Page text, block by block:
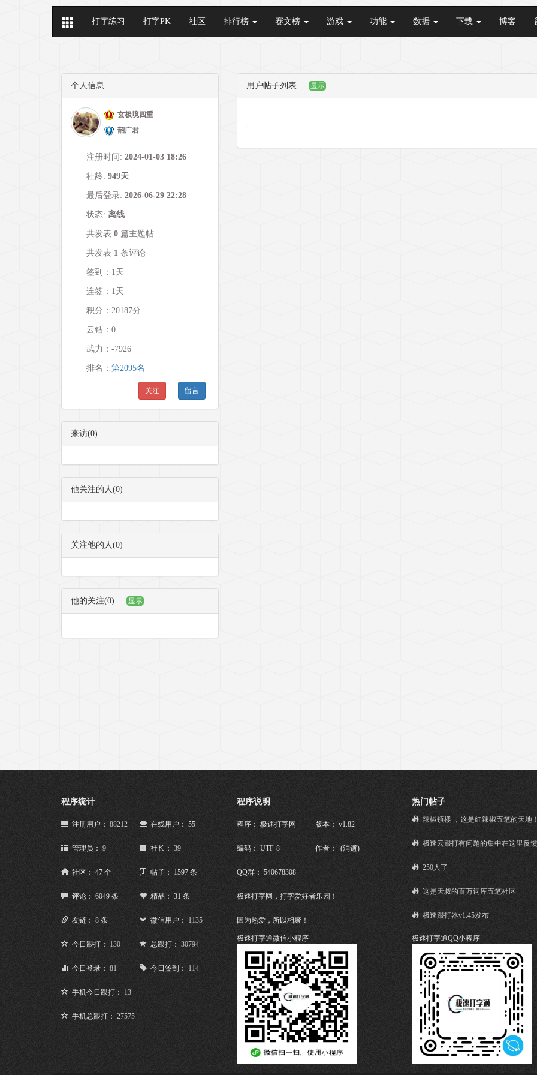
打字练习 打字PK 社区 排行榜 赛文榜 游戏 功能 数据 下载 博客
个人信息
玄极境四重
韶广君
注册时间: 2024-01-03 18:26
社龄: 949天
最后登录: 2026-06-29 22:28
状态: 离线
共发表 0 篇主题帖
共发表 1 条评论
签到：1天
连签：1天
积分：20187分
云钻：0
武力： -7926
排名： 第2095名
留言
关注
来访(0)
他关注的人(0)
关注他的人(0)
他的关注(0) 显示
用户帖子列表 显示
程序统计
注册用户： 88212 在线用户： 55
管理员： 9 社长：39
社区： 47 个 帖子： 1597 条
评论： 6049 条 精品： 31 条
友链： 8 条 微信用户： 1135
今日跟打：130 总跟打：30794
今日登录： 81 今日签到： 114
手机今日跟打： 13
手机总跟打： 27575
程序说明
程序： 极速打字网 版本： v1.82
编码： UTF-8 作者： (消逝)
QQ群： 540678308
极速打字网，打字爱好者乐园！
因为热爱，所以相聚！
极速打字通微信小程序
热门帖子
辣椒镇楼 ，这是红辣椒五笔的天地
极速云跟打有问题的集中在这里反馈
250人了
这是天叔的百万词库五笔社区
极速跟打器v1.45发布
极速打字通QQ小程序